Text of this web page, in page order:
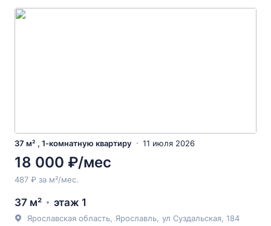
37 м² , 1-комнатную квартиру 11 июля 2026
18 000 ₽/мес
487 ₽ за м²/мес.
37 м² этаж 1
Ярославская область Ярославль ул Суздальская , 184